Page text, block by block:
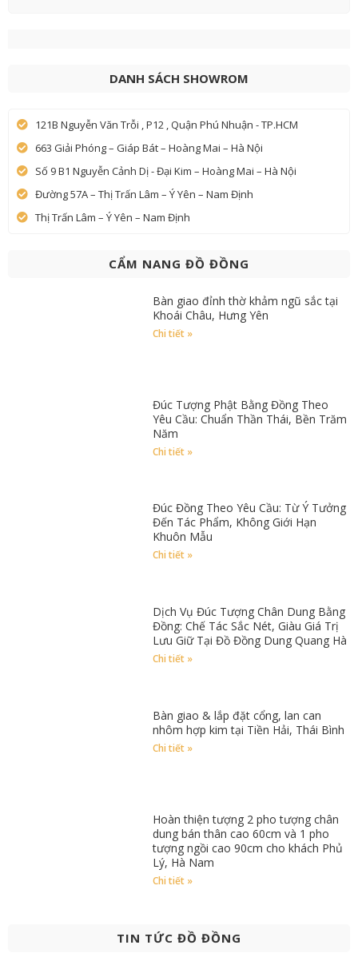
DANH SÁCH SHOWROM
121B Nguyễn Văn Trỗi , P12 , Quận Phú Nhuận - TP.HCM
663 Giải Phóng – Giáp Bát – Hoàng Mai – Hà Nội
Số 9 B1 Nguyễn Cảnh Dị - Đại Kim – Hoàng Mai – Hà Nội
Đường 57A – Thị Trấn Lâm – Ý Yên – Nam Định
Thị Trấn Lâm – Ý Yên – Nam Định
CẨM NANG ĐỒ ĐỒNG
Bàn giao đỉnh thờ khảm ngũ sắc tại
Khoái Châu, Hưng Yên
Chi tiết »
Đúc Tượng Phật Bằng Đồng Theo
Yêu Cầu: Chuẩn Thần Thái, Bền Trăm
Năm
Chi tiết »
Đúc Đồng Theo Yêu Cầu: Từ Ý Tưởng
Đến Tác Phẩm, Không Giới Hạn
Khuôn Mẫu
Chi tiết »
Dịch Vụ Đúc Tượng Chân Dung Bằng
Đồng: Chế Tác Sắc Nét, Giàu Giá Trị
Lưu Giữ Tại Đồ Đồng Dung Quang Hà
Chi tiết »
Bàn giao & lắp đặt cổng, lan can
nhôm hợp kim tại Tiền Hải, Thái Bình
Chi tiết »
Hoàn thiện tượng 2 pho tượng chân
dung bán thân cao 60cm và 1 pho
tượng ngồi cao 90cm cho khách Phủ
Lý, Hà Nam
Chi tiết »
TIN TỨC ĐỒ ĐỒNG